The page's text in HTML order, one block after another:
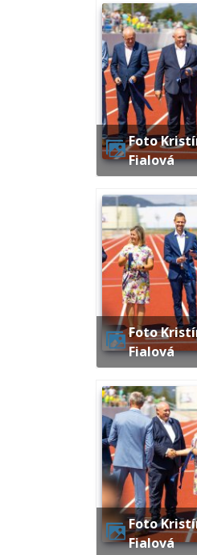
Foto Kristína
Fialová
Foto Kristína
Fialová
Foto Kristína
Fialová